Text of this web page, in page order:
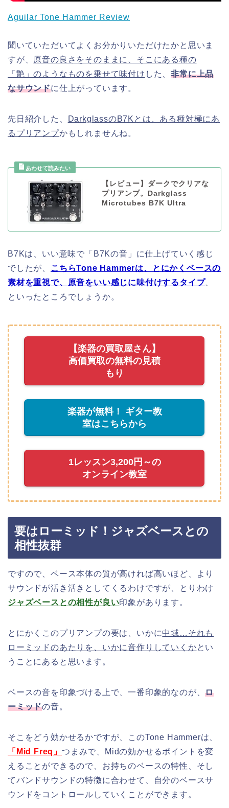
Aguilar Tone Hammer Review
聞いていただいてよくお分かりいただけたかと思いま
すが、 原音の良さをそのままに、そこにある種の
「艶」のようなものを乗せて味付け した、非常に上品
なサウンドに仕上がっています。
先日紹介した、
DarkglassのB7Kとは、ある種対極にあ
るプリアンプかもしれませんね。
【レビュー】ダークでクリアな
プリアンプ。Darkglass
Microtubes B7K Ultra
B7Kは、いい意味で「B7Kの音」に仕上げていく感じ
でしたが、 こちらTone Hammerは、とにかくベースの
素材を重視で、原音をいい感じに味付けするタイプ、
といったところでしょうか。
【楽器の買取屋さん】
高価買取の無料の見積
もり
楽器が無料！ ギター教
室はこちらから
1レッスン3,200円～の
オンライン教室
要はローミッド！ジャズベースとの
相性抜群
ですので、ベース本体の質が高ければ高いほど、より
サウンドが活き活きとしてくるわけですが、とりわけ
ジャズベースとの相性が良い印象があります。
とにかくこのプリアンプの要は、いかに中域…それも
ローミッドのあたりを、いかに音作りしていくかとい
うことにあると思います。
ベースの音を印象づける上で、一番印象的なのが、ロ
ーミッドの音。
そこをどう効かせるかですが、このTone Hammerは、
「Mid Freq」 つまみで、Midの効かせるポイントを変
えることができるので、お持ちのベースの特性、そし
てバンドサウンドの特徴に合わせて、自分のベースサ
ウンドをコントロールしていくことができます。